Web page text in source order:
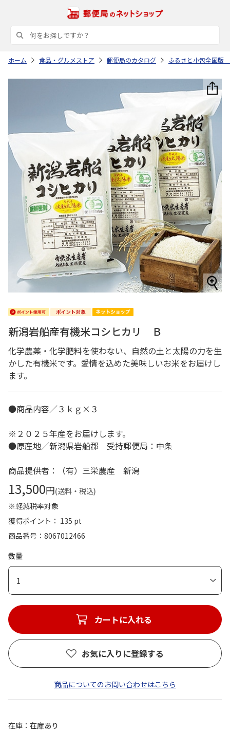
ホーム 食品・グルメストア 郵便局のカタログ ふるさと小包全国版
新潟岩船産有機米コシヒカリ Ｂ
化学農薬・化学肥料を使わない、自然の土と太陽の力を生
かした有機米です。愛情を込めた美味しいお米をお届けし
ます。
●商品内容／３ｋｇ×３
※２０２５年産をお届けします。
●原産地／新潟県岩船郡 受持郵便局：中条
商品提供者：（有）三栄農産 新潟
13,500円(送料・税込)
※軽減税率対象
獲得ポイント： 135 pt
商品番号
8067012466
数量
1
カートに入れる
お気に入りに登録する
商品についてのお問い合わせはこちら
在庫
在庫あり